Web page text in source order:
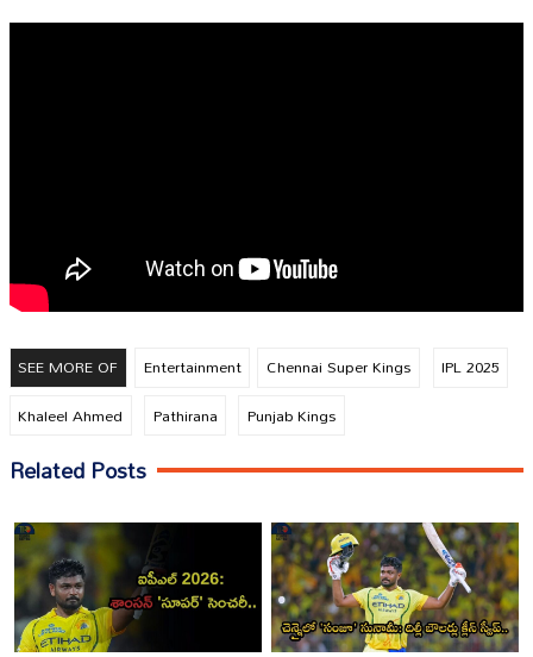
SEE MORE OF Entertainment Chennai Super Kings
IPL 2025
Khaleel Ahmed
Pathirana Punjab Kings
Related Posts